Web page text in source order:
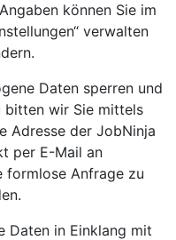
können Sie im
verwalten
Daten sperren und
bitten wir Sie mittels
Adresse der JobNinja
per E-Mail an
formlose Anfrage zu
Daten in Einklang mit